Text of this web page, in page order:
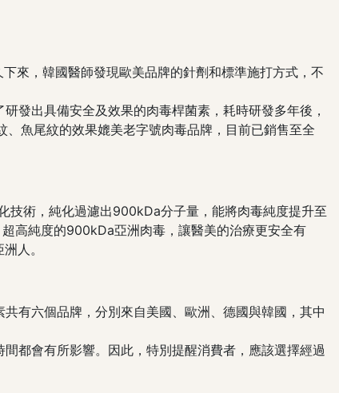
來，韓國醫師發現歐美品牌的針劑和標準施打方式，不
發出具備安全及效果的肉毒桿菌素，耗時研發多年後，
魚尾紋的效果媲美老字號肉毒品牌，目前已銷售至全
技術，純化過濾出900kDa分子量，能將肉毒純度提升至
高純度的900kDa亞洲肉毒，讓醫美的治療更安全有
人。
有六個品牌，分別來自美國、歐洲、德國與韓國，其中
都會有所影響。因此，特別提醒消費者，應該選擇經過